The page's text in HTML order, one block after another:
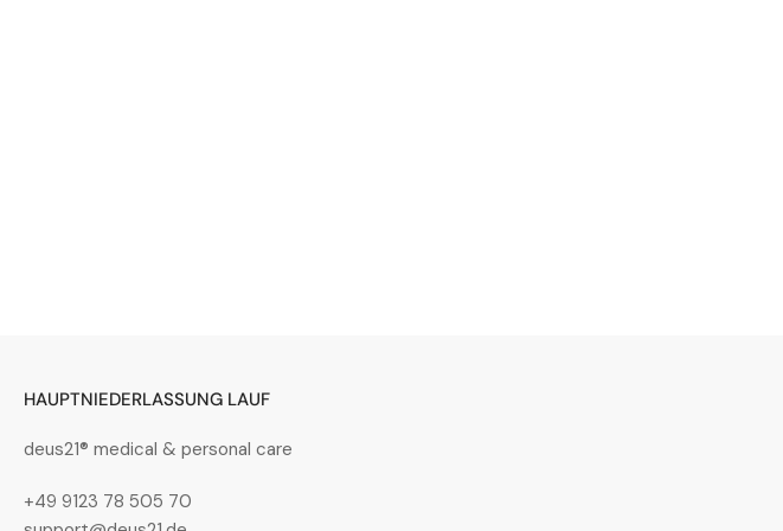
HAUPTNIEDERLASSUNG LAUF
deus21® medical & personal care
+49 9123 78 505 70